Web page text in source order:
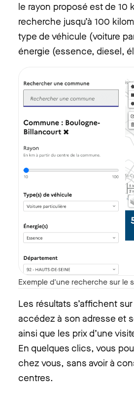
le rayon proposé est de 10
recherche jusqu’à 100
type de véhicule (voiture
énergie (essence, diesel,
Exemple d'une recherche sur
Les résultats s’affichent
accédez à son adresse et
ainsi que les prix d’une
En quelques clics, vous
chez vous, sans avoir à
centres.